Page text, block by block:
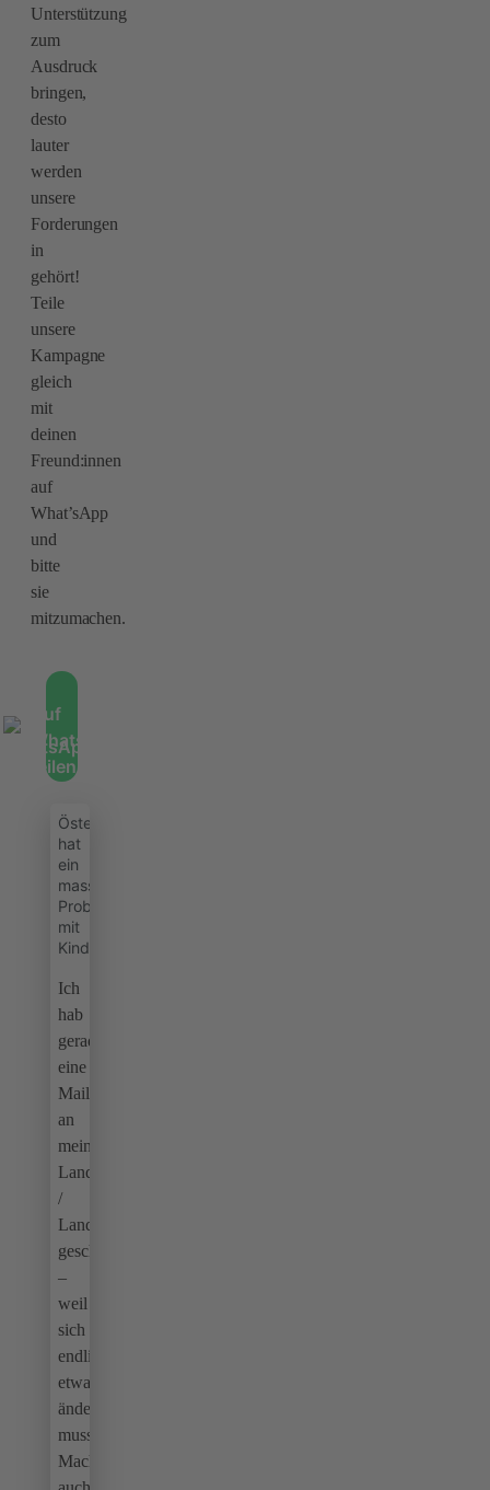
Unterstützung
zum
Ausdruck
bringen,
desto
lauter
werden
unsere
Forderungen
in
gehört!
Teile
unsere
Kampagne
gleich
mit
deinen
Freund:innen
auf
What’sApp
und
bitte
sie
mitzumachen.
Auf
WhatsApp
teilen
Österreich
hat
ein
massives
Problem
mit
Kinderbetreuung!
Ich
hab
gerade
eine
Mail
an
meine:n
Landeshauptfrau
/
Landeshauptmann
geschickt
–
weil
sich
endlich
etwas
ändern
muss.
Mach